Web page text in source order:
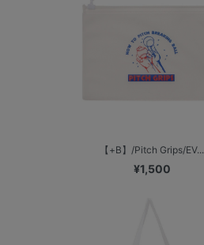
【+B】/Pitch Grips/EV...
¥1,500